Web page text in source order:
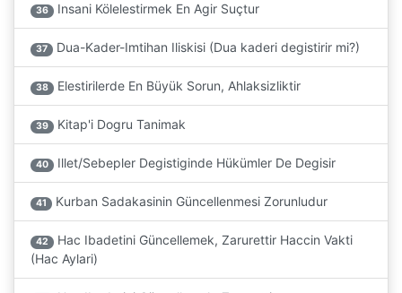
36 Insani Kölelestirmek En Agir Suçtur
37 Dua-Kader-Imtihan Iliskisi (Dua kaderi degistirir mi?)
38 Elestirilerde En Büyük Sorun, Ahlaksizliktir
39 Kitap'i Dogru Tanimak
40 Illet/Sebepler Degistiginde Hükümler De Degisir
41 Kurban Sadakasinin Güncellenmesi Zorunludur
42
Hac Ibadetini Güncellemek, Zarurettir Haccin Vakti
(Hac Aylari)